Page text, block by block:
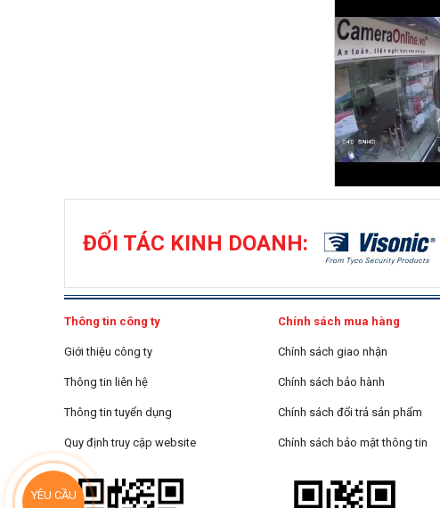
ĐỐI TÁC KINH DOANH:
Thông tin công ty
Giới thiệu công ty
Thông tin liên hệ
Thông tin tuyển dụng
Quy định truy cập website
Chính sách mua hàng
Chính sách giao nhận
Chính sách bảo hành
Chính sách đổi trả sản phẩm
Chính sách bảo mật thông tin
YÊU CẦU